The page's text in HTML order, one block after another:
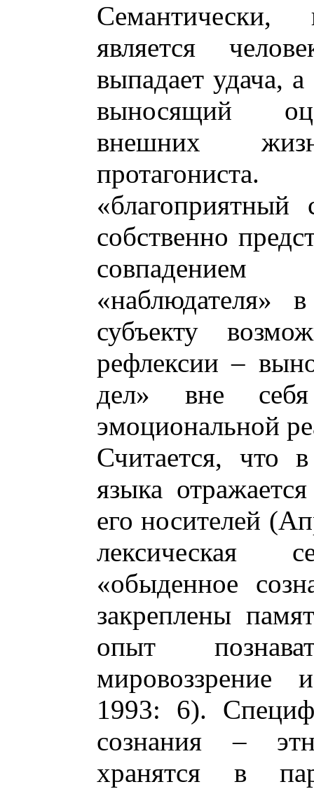
Семантически,
является
выпадает удача,
выносящий
внешних
«благоприятный
собственно
«наблюдателя»
субъекту
рефлексии –
дел» вне
эмоциональной
Считается, что
языка
его носителей
лексическая
«обыденное
закреплены
опыт
мировоззрение
1993: 6).
сознания –
хранятся в